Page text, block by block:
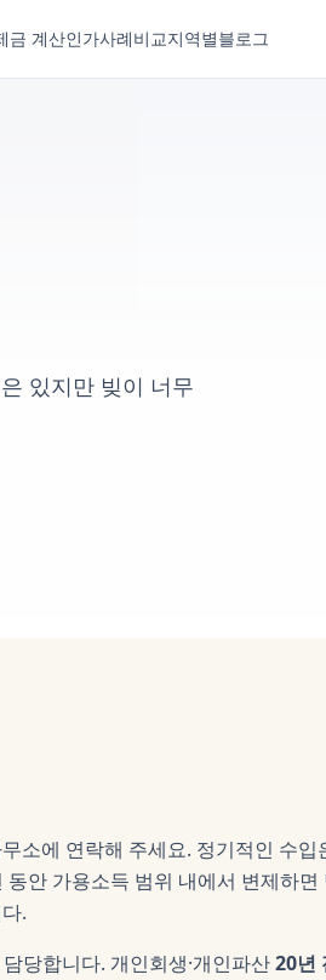
금 계산인가사례비교지역별블로그
있지만 빚이 너무
소에 연락해 주세요. 정기적인 수입
안 가용소득 범위 내에서 변제하면
.
당합니다. 개인회생·개인파산20년